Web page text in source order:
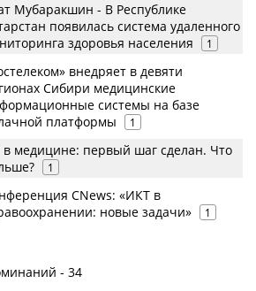
Мубаракшин - В Республике
появилась система удаленного
здоровья населения
1
внедряет в девяти
Сибири медицинские
системы на базе
платформы
1
медицине: первый шаг сделан. Что
1
CNews: «ИКТ в
новые задачи»
1
- 34